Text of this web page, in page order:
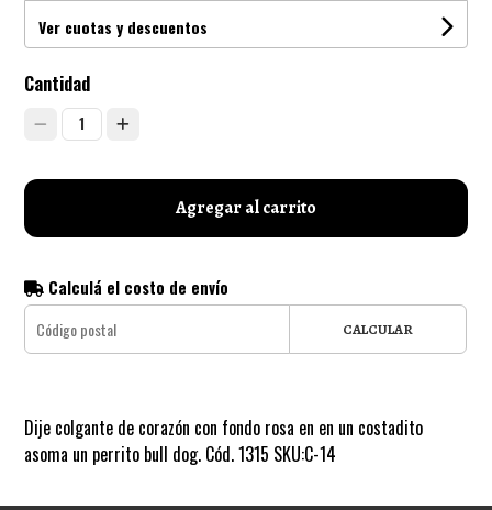
Ver cuotas y descuentos
Cantidad
1
Agregar al carrito
Calculá el costo de envío
CALCULAR
Dije colgante de corazón con fondo rosa en en un costadito
asoma un perrito bull dog. Cód. 1315 SKU:C-14